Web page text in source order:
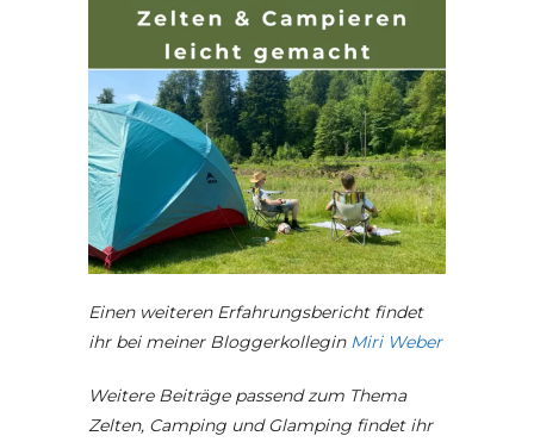
Einen weiteren Erfahrungsbericht findet
ihr bei meiner Bloggerkollegin Miri Weber
Weitere Beiträge passend zum Thema
Zelten, Camping und Glamping findet ihr